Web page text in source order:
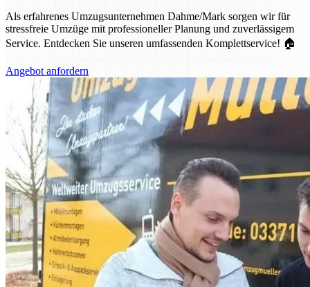
Als erfahrenes Umzugsunternehmen Dahme/Mark sorgen wir für
stressfreie Umzüge mit professioneller Planung und zuverlässigem
Service. Entdecken Sie unseren umfassenden Komplettservice! 🏠
Angebot anfordern